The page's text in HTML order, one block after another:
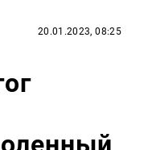
20.01.2023, 08:25